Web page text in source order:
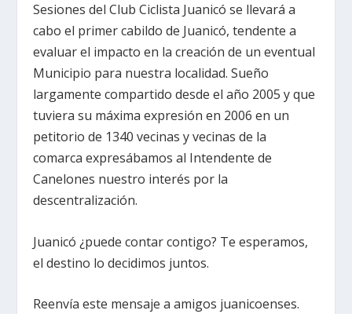
Sesiones del Club Ciclista Juanicó se llevará a
cabo el primer cabildo de Juanicó, tendente a
evaluar el impacto en la creación de un eventual
Municipio para nuestra localidad. Sueño
largamente compartido desde el año 2005 y que
tuviera su máxima expresión en 2006 en un
petitorio de 1340 vecinas y vecinas de la
comarca expresábamos al Intendente de
Canelones nuestro interés por la
descentralización.
Juanicó ¿puede contar contigo? Te esperamos,
el destino lo decidimos juntos.
Reenvía este mensaje a amigos juanicoenses.